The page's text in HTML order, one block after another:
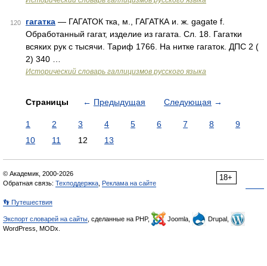
120 гагатка — ГАГАТОК тка, м., ГАГАТКА и. ж. gagate f.
Обработанный гагат, изделие из гагата. Сл. 18. Гагатки
всяких рук с тысячи. Тариф 1766. На нитке гагаток. ДПС 2 (
2) 340 …
Исторический словарь галлицизмов русского языка
Страницы ← Предыдущая Следующая →
1 2 3 4 5 6 7 8
9
10
11 12 13
18+
© Академик, 2000-2026
Обратная связь: Техподдержка Реклама на сайте
👣 Путешествия
Экспорт словарей на сайты , сделанные на PHP, Joomla,
Drupal,
WordPress, MODx.